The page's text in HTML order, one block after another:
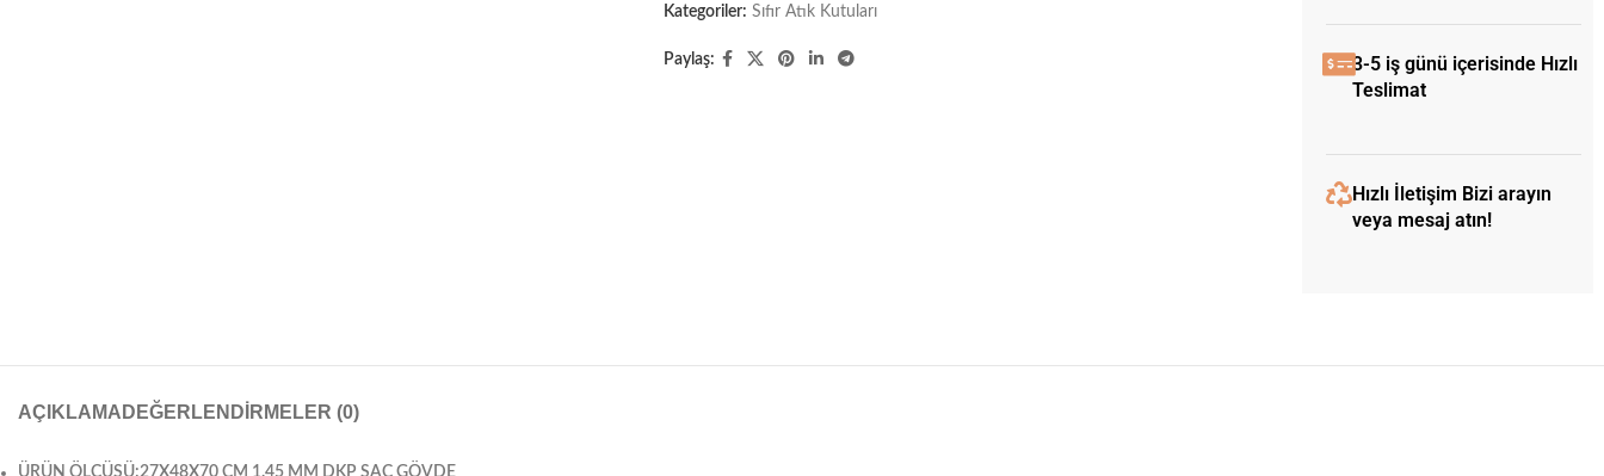
Kategoriler: Sıfır Atık Kutuları
Paylaş:
3-5 iş günü içerisinde Hızlı
Teslimat
Hızlı İletişim Bizi arayın
veya mesaj atın!
AÇIKLAMA DEĞERLENDIRMELER (0)
ÜRÜN ÖLÇÜSÜ:27X48X70 CM 1.45 MM DKP SAC GÖVDE